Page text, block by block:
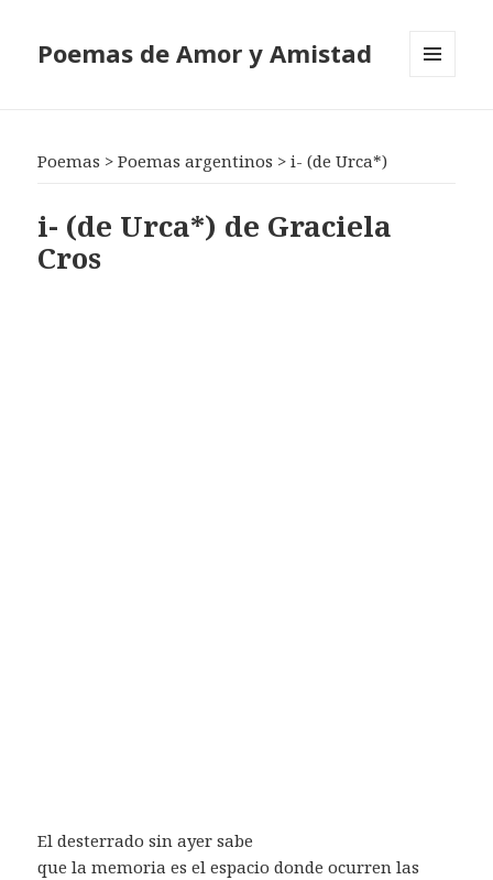
Poemas de Amor y Amistad
Poemas >Poemas argentinos >i- (de Urca*)
i- (de Urca*) de Graciela
Cros
El desterrado sin ayer sabe
que la memoria es el espacio donde ocurren las